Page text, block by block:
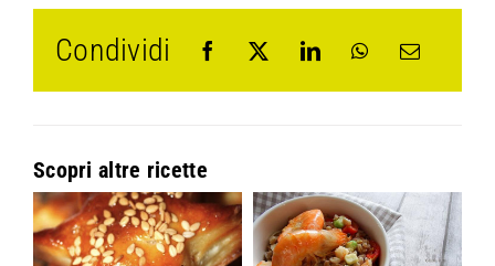
Condividi
Scopri altre ricette